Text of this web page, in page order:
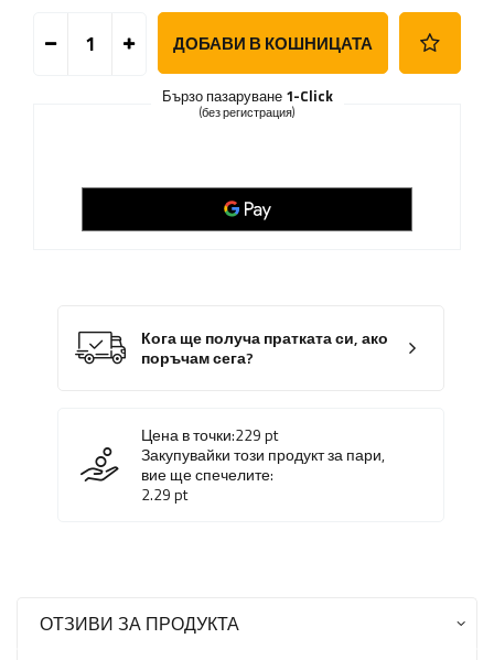
ДОБАВИ В КОШНИЦАТА
Бързо пазаруване 1-Click
(без регистрация)
Кога ще получа пратката си, ако
поръчам сега?
Цена в точки:229pt
Закупувайки този продукт за пари,
вие ще спечелите:
2.29pt
ОТЗИВИ ЗА ПРОДУКТА